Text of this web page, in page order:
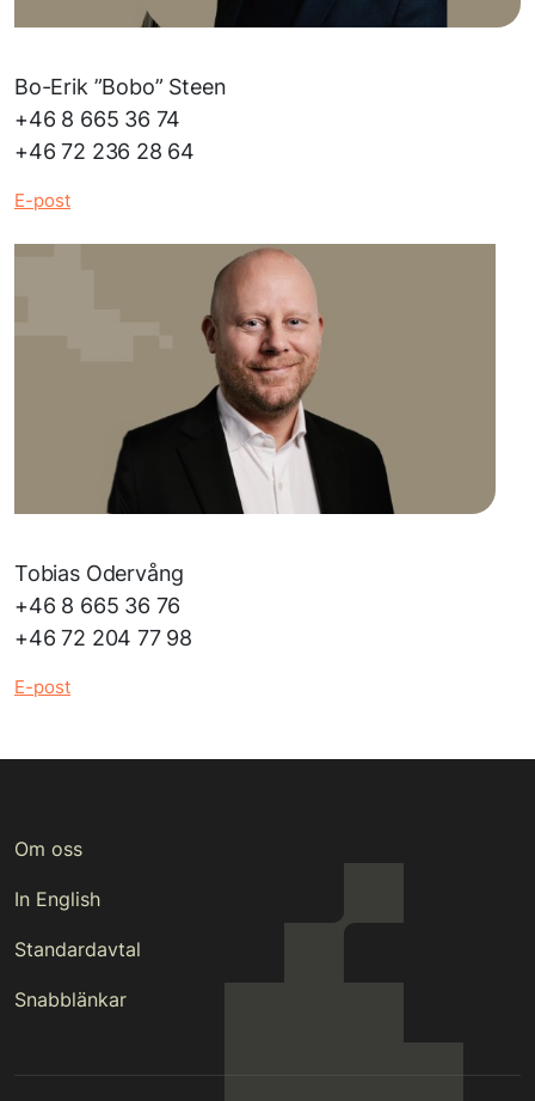
Bo-Erik ”Bobo” Steen
+46 8 665 36 74
+46 72 236 28 64
E-post
Tobias Odervång
+46 8 665 36 76
+46 72 204 77 98
E-post
Om oss
In English
Standardavtal
Snabblänkar